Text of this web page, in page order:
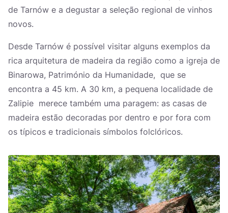
de Tarnów e a degustar a seleção regional de vinhos
novos.
Desde Tarnów é possível visitar alguns exemplos da
rica arquitetura de madeira da região como a igreja de
Binarowa, Património da Humanidade, que se
encontra a 45 km. A 30 km, a pequena localidade de
Zalipie merece também uma paragem: as casas de
madeira estão decoradas por dentro e por fora com
os típicos e tradicionais símbolos folclóricos.